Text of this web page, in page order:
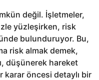
değil. İşletmeler,
yüzleşirken, risk
bulunduruyor. Bu,
risk almak demek,
düşünerek hareket
karar öncesi detaylı bir